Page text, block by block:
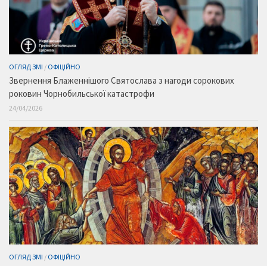
ОГЛЯД ЗМІ / ОФІЦІЙНО
Звернення Блаженнішого Святослава з нагоди сорокових
роковин Чорнобильської катастрофи
24/04/2026
ОГЛЯД ЗМІ / ОФІЦІЙНО